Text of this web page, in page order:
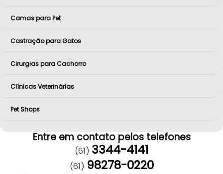
Camas para Pet
Castração para Gatos
Cirurgias para Cachorro
Clínicas Veterinárias
Pet Shops
Entre em contato pelos telefones
(61) 3344-4141
(61) 98278-0220